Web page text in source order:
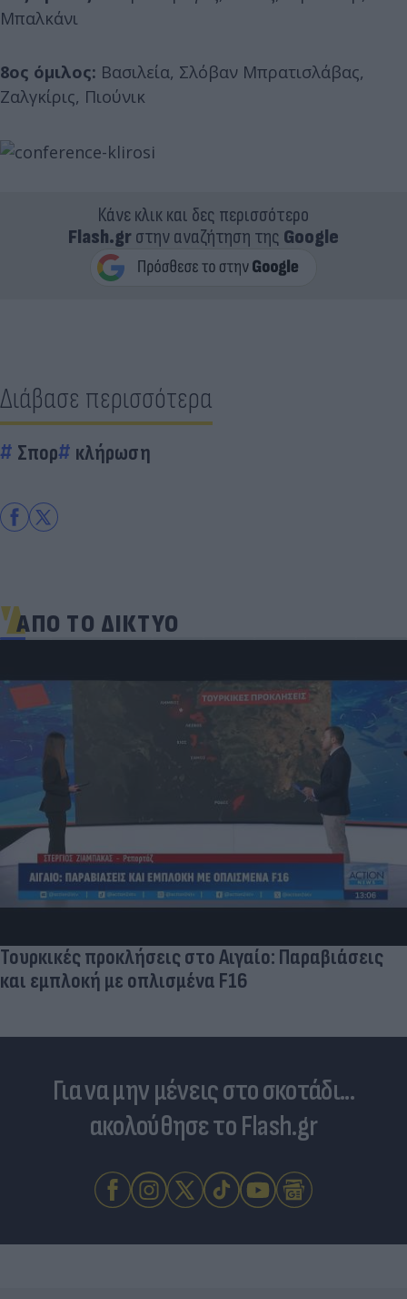
Μπαλκάνι
8ος όμιλος: Βασιλεία, Σλόβαν Μπρατισλάβας,
Ζαλγκίρις, Πιούνικ
Κάνε κλικ και δες περισσότερο
Flash.grστην αναζήτηση της Google
Διάβασε περισσότερα
Σπορ κλήρωση
ΑΠΟ ΤΟ ΔΙΚΤΥΟ
Τουρκικές προκλήσεις στο Αιγαίο: Παραβιάσεις
και εμπλοκή με οπλισμένα F16
Για να μην μένεις στο σκοτάδι...
ακολούθησε το Flash.gr